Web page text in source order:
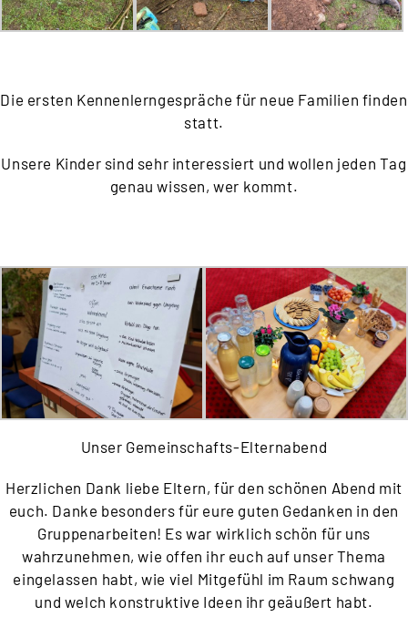
Die ersten Kennenlerngespräche für neue Familien finden
statt.
Unsere Kinder sind sehr interessiert und wollen jeden Tag
genau wissen, wer kommt.
Unser Gemeinschafts-Elternabend
Herzlichen Dank liebe Eltern, für den schönen Abend mit
euch. Danke besonders für eure guten Gedanken in den
Gruppenarbeiten! Es war wirklich schön für uns
wahrzunehmen, wie offen ihr euch auf unser Thema
eingelassen habt, wie viel Mitgefühl im Raum schwang
und welch konstruktive Ideen ihr geäußert habt.